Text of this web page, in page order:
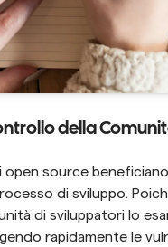
della
source
di sviluppo.
di sviluppatori lo
rapidamente le